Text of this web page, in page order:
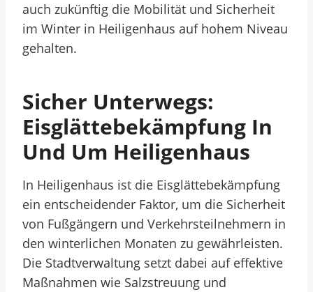
auch zukünftig die Mobilität und Sicherheit
im Winter in Heiligenhaus auf hohem Niveau
gehalten.
Sicher Unterwegs:
Eisglättebekämpfung In
Und Um Heiligenhaus
In Heiligenhaus ist die Eisglättebekämpfung
ein entscheidender Faktor, um die Sicherheit
von Fußgängern und Verkehrsteilnehmern in
den winterlichen Monaten zu gewährleisten.
Die Stadtverwaltung setzt dabei auf effektive
Maßnahmen wie Salzstreuung und